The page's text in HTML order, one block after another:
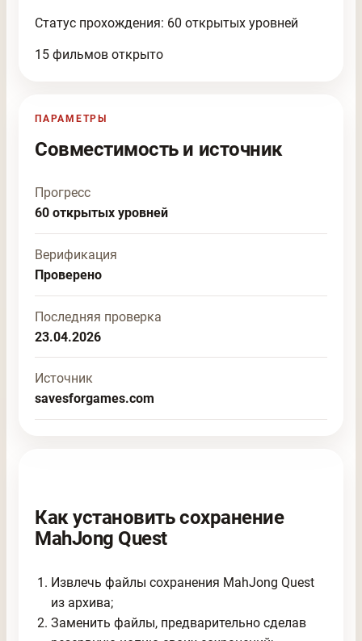
Статус прохождения: 60 открытых уровней
15 фильмов открыто
ПАРАМЕТРЫ
Совместимость и источник
Прогресс
60 открытых уровней
Верификация
Проверено
Последняя проверка
23.04.2026
Источник
savesforgames.com
Как установить сохранение
MahJong Quest
Извлечь файлы сохранения MahJong Quest
из архива;
Заменить файлы, предварительно сделав